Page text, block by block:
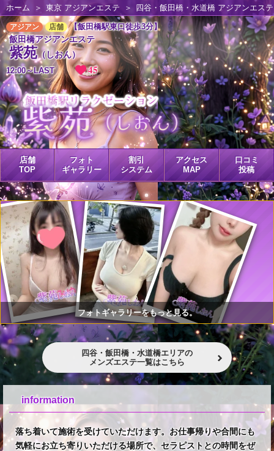
ホーム 東京 アジアンエステ 四谷・飯田橋・水道橋 アジアンエステ
アジアン 店舗 【飯田橋駅東口徒歩3分】
飯田橋アジアンエステ
紫苑（しおん）
12:00～LAST 45
店舗
TOP
フォト
ギャラリー
割引
システム
アクセス
MAP
口コミ
投稿
フォトギャラリーをもっと見る。
四谷・飯田橋・水道橋エリアの
メンズエステ一覧はこちら
information
落ち着いて施術を受けていただけます。お仕事帰りや合間にも
気軽にお立ち寄りいただける場所で、セラピストとの時間をぜ